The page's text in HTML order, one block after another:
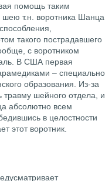
помощь таким
т.н. воротника Шанца
такого пострадавшего
с воротником
В США первая
– специально
образования. Из-за
травму шейного отдела, и
абсолютно всем
в целостности
этот воротник.